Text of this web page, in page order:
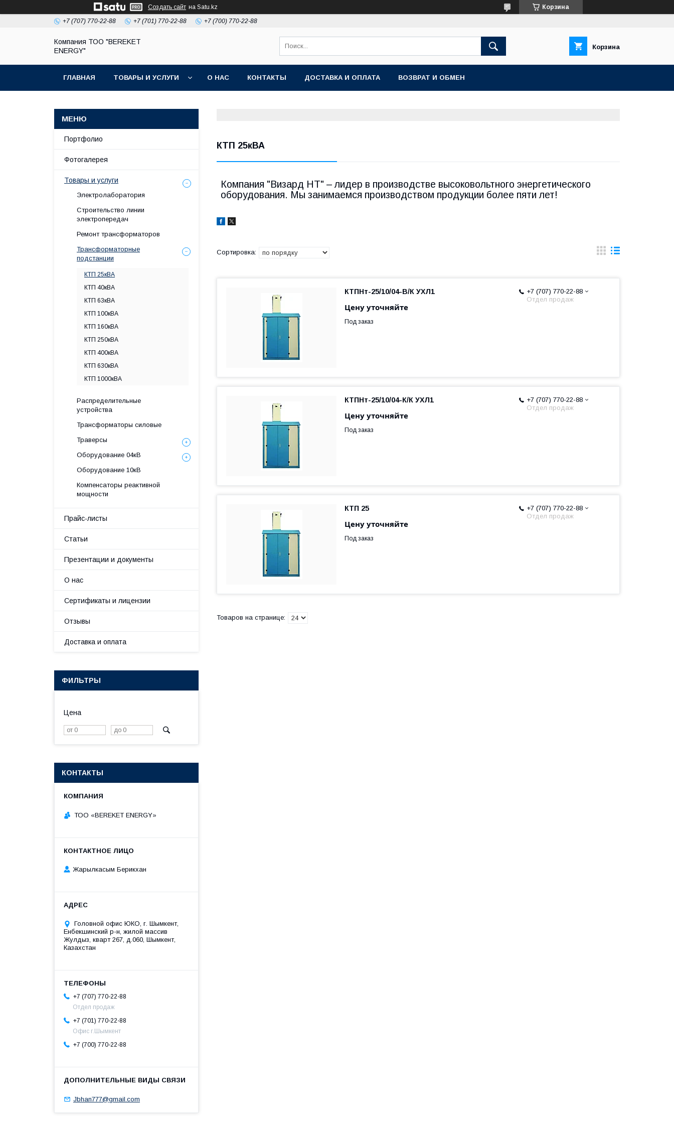
Создать сайт на Satu.kz Корзина
+7 (707) 770-22-88 +7 (701) 770-22-88 +7 (700) 770-22-88
Компания ТОО "BEREKET
ENERGY"
Корзина
ГЛАВНАЯ ТОВАРЫ И УСЛУГИ О НАС КОНТАКТЫ ДОСТАВКА И ОПЛАТА ВОЗВРАТ И ОБМЕН
КТП 25кВА
Компания "Визард НТ" – лидер в производстве высоковольтного энергетического
оборудования. Мы занимаемся производством продукции более пяти лет!
+7 (707) 770-22-88
Отдел продаж
КТПНт-25/10/04-В/К УХЛ1
Цену уточняйте
Под заказ
+7 (707) 770-22-88
Отдел продаж
КТПНт-25/10/04-К/К УХЛ1
Цену уточняйте
Под заказ
+7 (707) 770-22-88
Отдел продаж
КТП 25
Цену уточняйте
Под заказ
Портфолио
Фотогалерея
Товары и услуги
Электролаборатория
Строительство линии
электропередач
Ремонт трансформаторов
Трансформаторные
подстанции
КТП 25кВА
КТП 40кВА
КТП 63кВА
КТП 100кВА
КТП 160кВА
КТП 250кВА
КТП 400кВА
КТП 630кВА
КТП 1000кВА
Распределительные
устройства
Трансформаторы силовые
Траверсы
Оборудование 04кВ
Оборудование 10кВ
Компенсаторы реактивной
мощности
Прайс-листы
Статьи
Презентации и документы
О нас
Сертификаты и лицензии
Отзывы
Доставка и оплата
ФИЛЬТРЫ
Цена
КОНТАКТЫ
ТОО «BEREKET ENERGY»
Жарылкасым Берикхан
Головной офис ЮКО, г. Шымкент,
Енбекшинский р-н, жилой массив
Жулдыз, кварт 267, д.060, Шымкент,
Казахстан
+7 (707) 770-22-88
Отдел продаж
+7 (701) 770-22-88
Офис г.Шымкент
+7 (700) 770-22-88
Jbhan777@gmail.com